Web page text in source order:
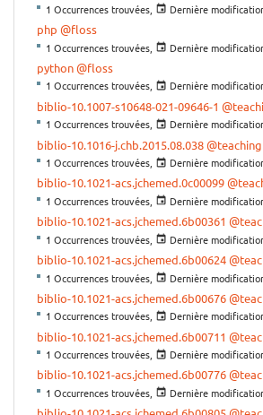
1 Occurrences trouvées, Dernière
php @floss
1 Occurrences trouvées, Dernière
python@floss
1 Occurrences trouvées, Dernière
biblio-10.1007-s10648-021-09646-1
1 Occurrences trouvées, Dernière
biblio-10.1016-j.chb.2015.08.038@teaching
1 Occurrences trouvées, Dernière
biblio-10.1021-acs.jchemed.0c00099
1 Occurrences trouvées, Dernière
biblio-10.1021-acs.jchemed.6b00361
1 Occurrences trouvées, Dernière
biblio-10.1021-acs.jchemed.6b00624
1 Occurrences trouvées, Dernière
biblio-10.1021-acs.jchemed.6b00676
1 Occurrences trouvées, Dernière
biblio-10.1021-acs.jchemed.6b00711
1 Occurrences trouvées, Dernière
biblio-10.1021-acs.jchemed.6b00776
1 Occurrences trouvées, Dernière